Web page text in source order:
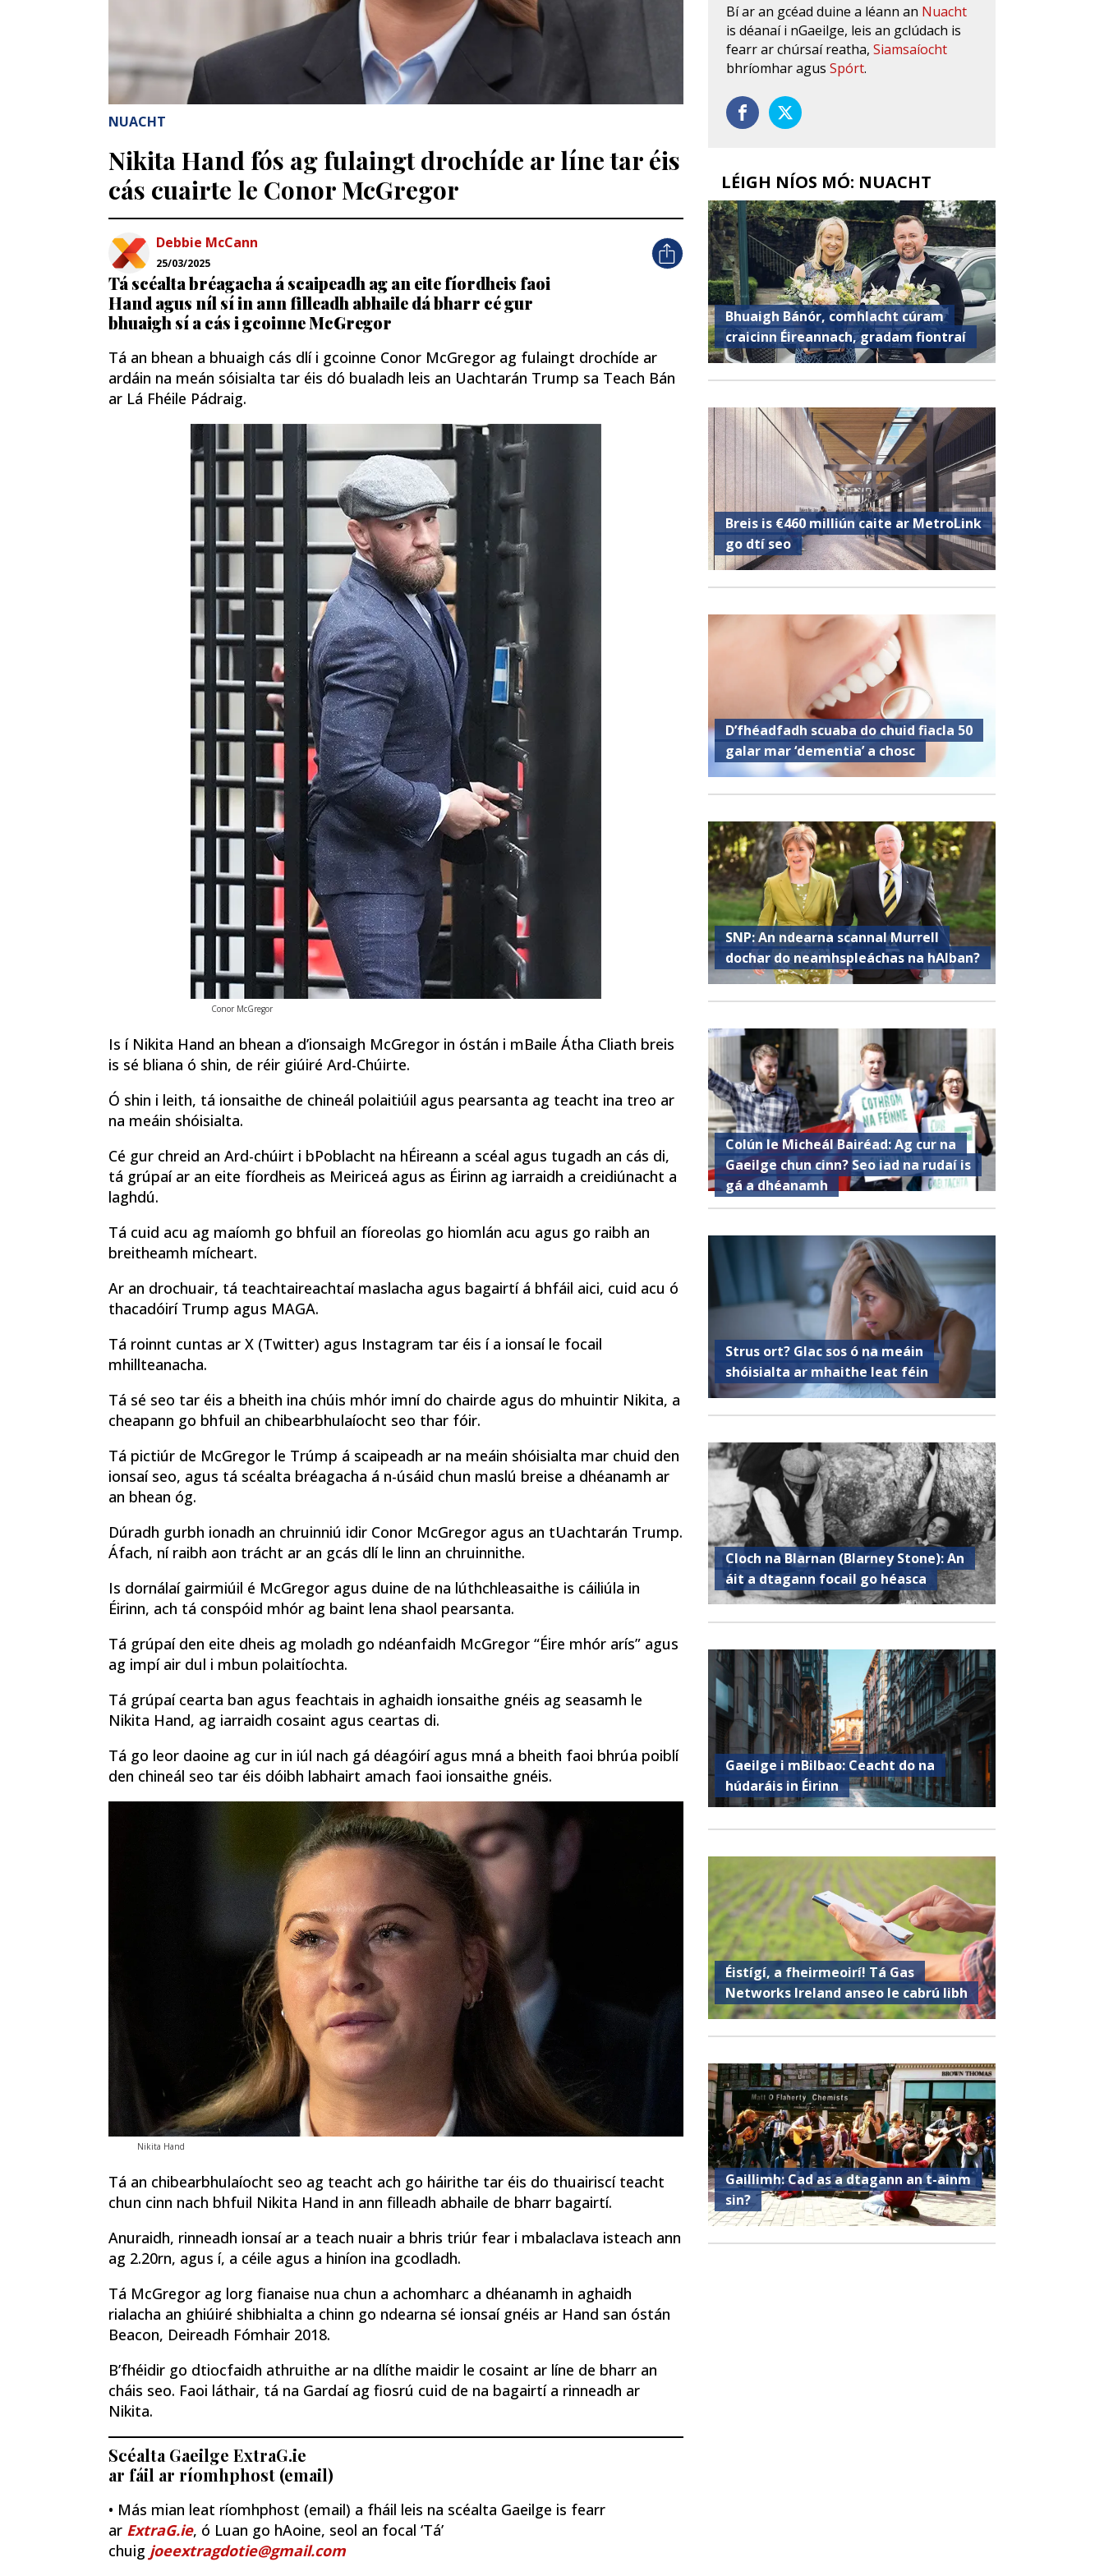
NUACHT
Nikita Hand fós ag fulaingt drochíde ar líne tar éis
cás cuairte le Conor McGregor
Debbie McCann
25/03/2025
Tá scéalta bréagacha á scaipeadh ag an eite fíordheis faoi
Hand agus níl sí in ann filleadh abhaile dá bharr cé gur
bhuaigh sí a cás i gcoinne McGregor
Tá an bhean a bhuaigh cás dlí i gcoinne Conor McGregor ag fulaingt drochíde ar
ardáin na meán sóisialta tar éis dó bualadh leis an Uachtarán Trump sa Teach Bán
ar Lá Fhéile Pádraig.
Conor McGregor
Is í Nikita Hand an bhean a d’ionsaigh McGregor in óstán i mBaile Átha Cliath breis
is sé bliana ó shin, de réir giúiré Ard-Chúirte.
Ó shin i leith, tá ionsaithe de chineál polaitiúil agus pearsanta ag teacht ina treo ar
na meáin shóisialta.
Cé gur chreid an Ard-chúirt i bPoblacht na hÉireann a scéal agus tugadh an cás di,
tá grúpaí ar an eite fíordheis as Meiriceá agus as Éirinn ag iarraidh a creidiúnacht a
laghdú.
Tá cuid acu ag maíomh go bhfuil an fíoreolas go hiomlán acu agus go raibh an
breitheamh mícheart.
Ar an drochuair, tá teachtaireachtaí maslacha agus bagairtí á bhfáil aici, cuid acu ó
thacadóirí Trump agus MAGA.
Tá roinnt cuntas ar X (Twitter) agus Instagram tar éis í a ionsaí le focail
mhillteanacha.
Tá sé seo tar éis a bheith ina chúis mhór imní do chairde agus do mhuintir Nikita, a
cheapann go bhfuil an chibearbhulaíocht seo thar fóir.
Tá pictiúr de McGregor le Trúmp á scaipeadh ar na meáin shóisialta mar chuid den
ionsaí seo, agus tá scéalta bréagacha á n-úsáid chun maslú breise a dhéanamh ar
an bhean óg.
Dúradh gurbh ionadh an chruinniú idir Conor McGregor agus an tUachtarán Trump.
Áfach, ní raibh aon trácht ar an gcás dlí le linn an chruinnithe.
Is dornálaí gairmiúil é McGregor agus duine de na lúthchleasaithe is cáiliúla in
Éirinn, ach tá conspóid mhór ag baint lena shaol pearsanta.
Tá grúpaí den eite dheis ag moladh go ndéanfaidh McGregor “Éire mhór arís” agus
ag impí air dul i mbun polaitíochta.
Tá grúpaí cearta ban agus feachtais in aghaidh ionsaithe gnéis ag seasamh le
Nikita Hand, ag iarraidh cosaint agus ceartas di.
Tá go leor daoine ag cur in iúl nach gá déagóirí agus mná a bheith faoi bhrúa poiblí
den chineál seo tar éis dóibh labhairt amach faoi ionsaithe gnéis.
Nikita Hand
Tá an chibearbhulaíocht seo ag teacht ach go háirithe tar éis do thuairiscí teacht
chun cinn nach bhfuil Nikita Hand in ann filleadh abhaile de bharr bagairtí.
Anuraidh, rinneadh ionsaí ar a teach nuair a bhris triúr fear i mbalaclava isteach ann
ag 2.20rn, agus í, a céile agus a hiníon ina gcodladh.
Tá McGregor ag lorg fianaise nua chun a achomharc a dhéanamh in aghaidh
rialacha an ghiúiré shibhialta a chinn go ndearna sé ionsaí gnéis ar Hand san óstán
Beacon, Deireadh Fómhair 2018.
B’fhéidir go dtiocfaidh athruithe ar na dlíthe maidir le cosaint ar líne de bharr an
cháis seo. Faoi láthair, tá na Gardaí ag fiosrú cuid de na bagairtí a rinneadh ar
Nikita.
Scéalta Gaeilge ExtraG.ie
ar fáil ar ríomhphost (email)
• Más mian leat ríomhphost (email) a fháil leis na scéalta Gaeilge is fearr
ar ExtraG.ie, ó Luan go hAoine, seol an focal ‘Tá’
chuig joeextragdotie@gmail.com
Bí ar an gcéad duine a léann an Nuacht
is déanaí i nGaeilge, leis an gclúdach is
fearr ar chúrsaí reatha,Siamsaíocht
bhríomhar agusSpórt.
LÉIGH NÍOS MÓ: NUACHT
Bhuaigh Bánór, comhlacht cúram
craicinn Éireannach, gradam fiontraí
Breis is €460 milliún caite ar MetroLink
go dtí seo
D’fhéadfadh scuaba do chuid fiacla 50
galar mar ‘dementia’ a chosc
SNP: An ndearna scannal Murrell
dochar do neamhspleáchas na hAlban?
Colún le Micheál Bairéad: Ag cur na
Gaeilge chun cinn? Seo iad na rudaí is
gá a dhéanamh
Strus ort? Glac sos ó na meáin
shóisialta ar mhaithe leat féin
Cloch na Blarnan (Blarney Stone): An
áit a dtagann focail go héasca
Gaeilge i mBilbao: Ceacht do na
húdaráis in Éirinn
Éistígí, a fheirmeoirí! Tá Gas
Networks Ireland anseo le cabrú libh
Gaillimh: Cad as a dtagann an t-ainm
sin?